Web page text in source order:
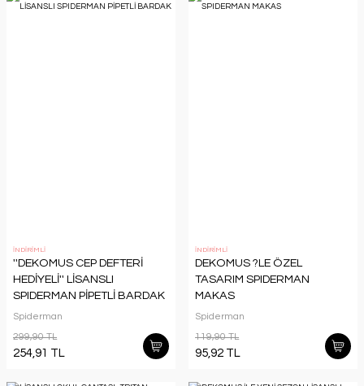
İNDİRİMLİ
''DEKOMUS CEP DEFTERİ
HEDİYELİ'' LİSANSLI
SPIDERMAN PİPETLİ BARDAK
Spiderman
299,90 TL
254,91 TL
İNDİRİMLİ
DEKOMUS ?LE ÖZEL
TASARIM SPIDERMAN
MAKAS
Spiderman
119,90 TL
95,92 TL